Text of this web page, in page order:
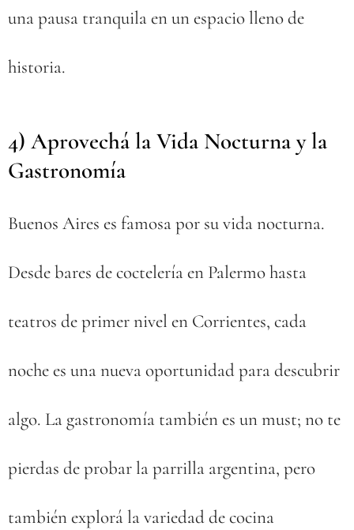
una pausa tranquila en un espacio lleno de
historia.
4) Aprovechá la Vida Nocturna y la
Gastronomía
Buenos Aires es famosa por su vida nocturna.
Desde bares de coctelería en Palermo hasta
teatros de primer nivel en Corrientes, cada
noche es una nueva oportunidad para descubrir
algo. La gastronomía también es un must; no te
pierdas de probar la parrilla argentina, pero
también explorá la variedad de cocina